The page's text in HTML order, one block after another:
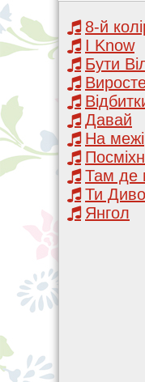
8-й
I Know
Бути
Давай
На межі
Там де
Ти
Янгол